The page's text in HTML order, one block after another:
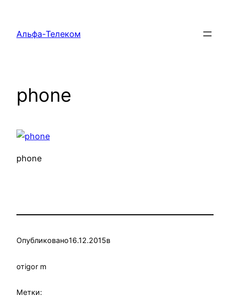
содержимому
Альфа-Телеком
phone
phone
Опубликовано16.12.2015в
отigor m
Метки: